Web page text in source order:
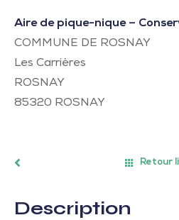
Aire de pique-nique –
COMMUNE DE ROSNAY
Les Carrières
ROSNAY
85320 ROSNAY
Retour
Description